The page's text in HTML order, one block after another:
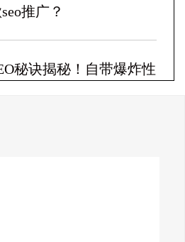
推广？
秘诀揭秘！自带爆炸性
SEO终极秘籍，一夜跻